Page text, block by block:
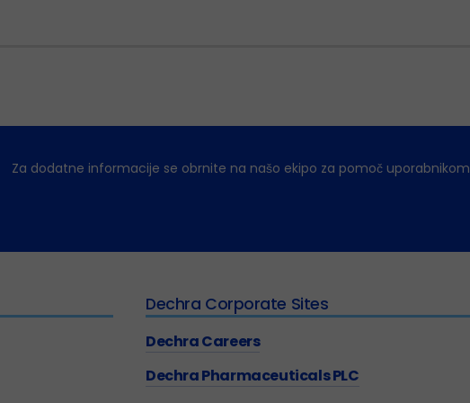
Za dodatne informacije se obrnite na našo ekipo za pomoč uporabnikom
Dechra Corporate Sites
Dechra Careers
Dechra Pharmaceuticals PLC